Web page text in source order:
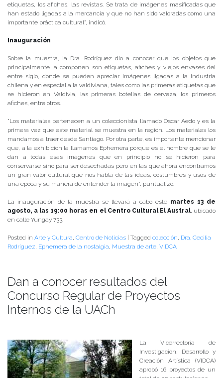
etiquetas, los afiches, las revistas. Se trata de imágenes masificadas que
han estado ligadas a la mercancía y que no han sido valoradas como una
importante práctica cultural”, indicó.
Inauguración
Sobre la muestra, la Dra. Rodríguez dio a conocer que los objetos que
principalmente la componen son etiquetas, afiches y viejos envases del
entre siglo, donde se pueden apreciar imágenes ligadas a la industria
chilena y en especial a la valdiviana, tales como las primeras etiquetas que
se hicieron en Valdivia, las primeras botellas de cerveza, los primeros
afiches, entre otros.
“Los materiales pertenecen a un coleccionista llamado Óscar Aedo y es la
primera vez que este material se muestra en la región. Los materiales los
mandamos a traer desde Santiago. Por otra parte, es importante mencionar
que, a la exhibición la llamamos Ephemera porque es el nombre que se le
dan a todas esas imágenes que en principio no se hicieron para
conservarse sino para ser desechadas pero en las que ahora encontramos
un gran valor cultural que nos habla de las ideas, costumbres y usos de
una época y su manera de entender la imagen”, puntualizó.
La inauguración de la muestra se llevará a cabo este martes 13 de
agosto, a las 19:00 horas en el Centro Cultural El Austral, ubicado
en calle Yungay 733.
Posted in Arte y Cultura Centro de Noticias | Tagged colección Dra. Cecilia
Rodríguez Ephemera de la nostalgia Muestra de arte VIDCA
Dan a conocer resultados del
Concurso Regular de Proyectos
Internos de la UACh
La Vicerrectoría de
Investigación, Desarrollo y
Creación Artística (VIDCA)
aprobó 16 proyectos de un